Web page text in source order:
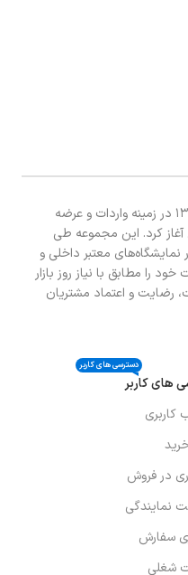
فروشگاه زیبادل فعالیت خود را از سال ۱۳۷۹ در زمینه واردات و عرضه
آغاز کرد. این مجموعه طی
معتبر داخلی و
را مطابق با نیاز روز بازار
رضایت و اعتماد مشتریان
های کاربر
دسترسی های کاربر
در فروش
نمایندگی
سفارش
شغلی